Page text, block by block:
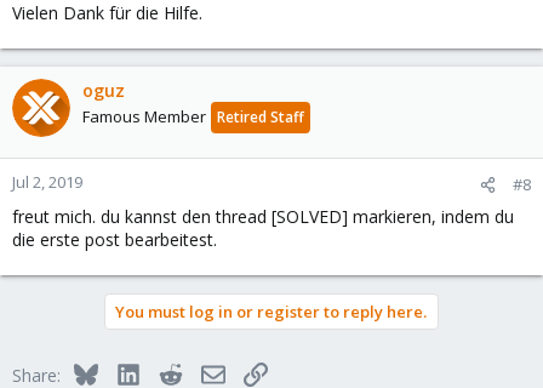
Vielen Dank für die Hilfe.
oguz
Famous Member Retired Staff
Jul 2, 2019 #8
freut mich. du kannst den thread [SOLVED] markieren, indem du
die erste post bearbeitest.
You must log in or register to reply here.
Share: BlueskyLinkedInRedditEmailLink